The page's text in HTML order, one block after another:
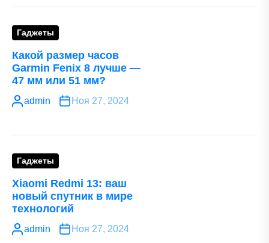
Гаджеты
Какой размер часов
Garmin Fenix 8 лучше —
47 мм или 51 мм?
admin Ноя 27, 2024
Гаджеты
Xiaomi Redmi 13: ваш
новый спутник в мире
технологий
admin Ноя 27, 2024